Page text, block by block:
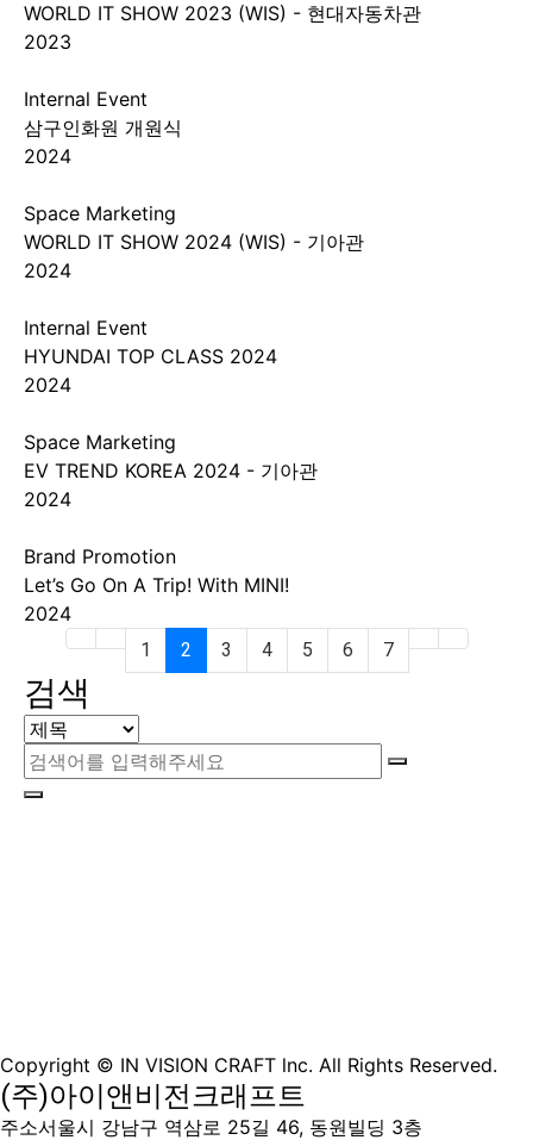
WORLD IT SHOW 2023 (WIS) - 현대자동차관
2023
Internal Event
삼구인화원 개원식
2024
Space Marketing
WORLD IT SHOW 2024 (WIS) - 기아관
2024
Internal Event
HYUNDAI TOP CLASS 2024
2024
Space Marketing
EV TREND KOREA 2024 - 기아관
2024
Brand Promotion
Let’s Go On A Trip! With MINI!
2024
1 2(current)
3 4 5 6 7
검색
Copyright © IN VISION CRAFT lnc. All Rights Reserved.
(주)아이앤비전크래프트
주소서울시 강남구 역삼로 25길 46, 동원빌딩 3층